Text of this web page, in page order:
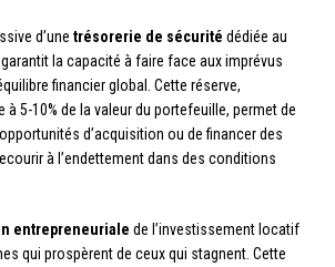
d’une trésorerie de sécurité dédiée au
la capacité à faire face aux imprévus
financier global. Cette réserve,
à 5-10% de la valeur du portefeuille, permet de
d’acquisition ou de financer des
à l’endettement dans des conditions
entrepreneuriale de l’investissement locatif
qui prospèrent de ceux qui stagnent. Cette